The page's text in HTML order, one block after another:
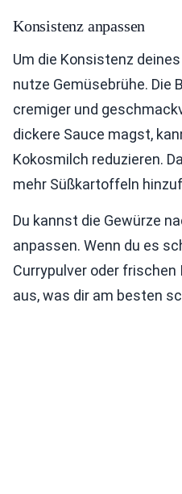
Konsistenz anpassen
Um die Konsistenz
nutze Gemüsebrühe. Die
cremiger und
dickere Sauce magst,
Kokosmilch reduzieren.
mehr Süßkartoffeln
Du kannst die Gewürze
anpassen. Wenn du es
Currypulver oder frischen
aus, was dir am besten